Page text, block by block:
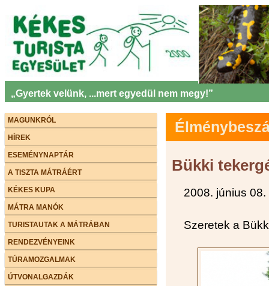
„Gyertek velünk, ...mert egyedül nem megy!”
MAGUNKRÓL
HÍREK
ESEMÉNYNAPTÁR
A TISZTA MÁTRÁÉRT
KÉKES KUPA
MÁTRA MANÓK
TURISTAUTAK A MÁTRÁBAN
RENDEZVÉNYEINK
TÚRAMOZGALMAK
ÚTVONALGAZDÁK
Bükki
2008. június 08.
Szeretek a